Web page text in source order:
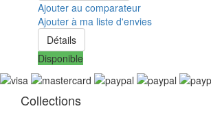
Ajouter au comparateur
Ajouter à ma liste d'envies
Détails
Disponible
Collections